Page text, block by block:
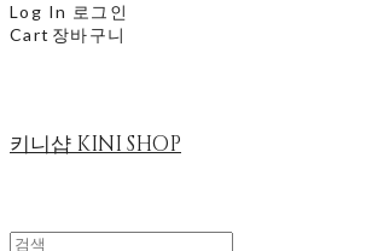
Log In 로그인
Cart 장바구니
키니샵 KINI SHOP